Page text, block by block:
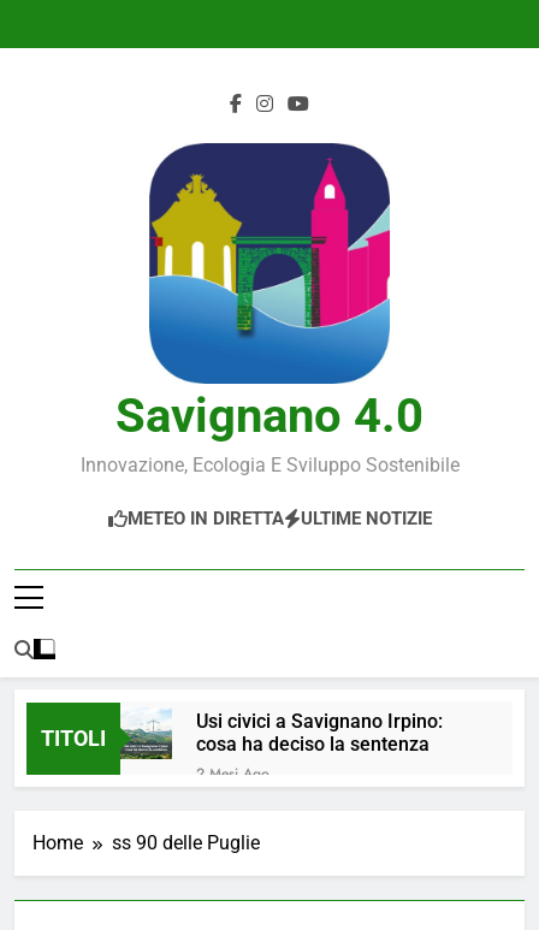
Savignano 4.0
Innovazione, Ecologia E Sviluppo Sostenibile
METEO IN DIRETTA ULTIME NOTIZIE
TITOLI
Usi civici a Savignano Irpino:
cosa ha deciso la sentenza
2 Mesi Ago
4 Mesi Ago
ORDINANZA N. 8/2026 –
PARZIALE REVOCA DEL DIVIETO
Home ss 90 delle Puglie